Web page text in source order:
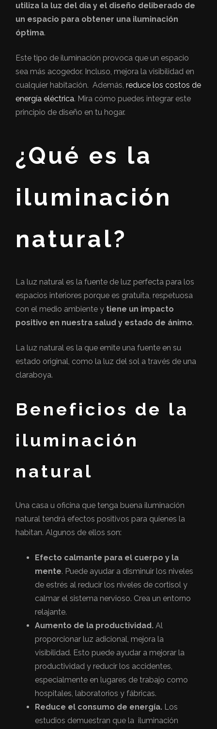
utiliza la luz del día y el diseño deliberado de
un espacio para obtener una iluminación
óptima.
Este tipo de iluminación provoca que un espacio
sea más acogedor. Incluso, mejora la visibilidad en
cualquier habitación. Además, reduce los costos de
energía eléctrica. Mira cómo puedes integrar este
principio de diseño en tu hogar.
¿Qué es la
iluminación
natural?
La luz natural es la fuente de luz perfecta para los
espacios interiores porque es gratuita, respetuosa
con el medio ambiente y tiene un impacto
positivo en nuestra salud y estado de ánimo.
La luz natural es la que emite una fuente en su
estado original, como la luz del sol a través de una
claraboya.
Beneficios de la
iluminación
natural
Una casa u oficina que tenga buena iluminación
natural tendrá efectos positivos para quienes la
habitan. Algunos de ellos son:
Efecto calmante para el cuerpo y la
mente. Puede ayudar a disminuir los niveles
de estrés al reducir los niveles de cortisol y
calmar el sistema nervioso. Crea un entorno
relajante.
Aumento de la productividad. Al
proporcionar luz adicional, mejora la
visibilidad. Esto puede ayudar a mejorar la
productividad y reducir los accidentes,
especialmente en lugares de trabajo como
hospitales, laboratorios y fábricas.
Reduce el consumo de energía. Los
estudios demuestran que la iluminación